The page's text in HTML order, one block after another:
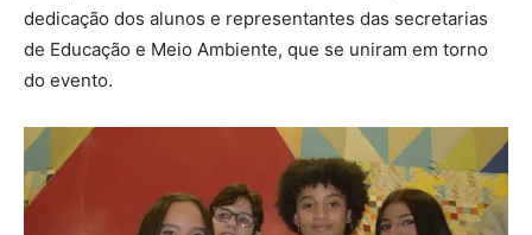
dedicação dos alunos e representantes das secretarias
de Educação e Meio Ambiente, que se uniram em torno
do evento.